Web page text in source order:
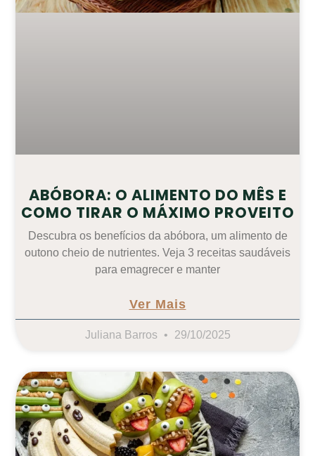
ABÓBORA: O ALIMENTO DO MÊS E
COMO TIRAR O MÁXIMO PROVEITO
Descubra os benefícios da abóbora, um alimento de
outono cheio de nutrientes. Veja 3 receitas saudáveis
para emagrecer e manter
Ver Mais
Juliana Barros 29/10/2025